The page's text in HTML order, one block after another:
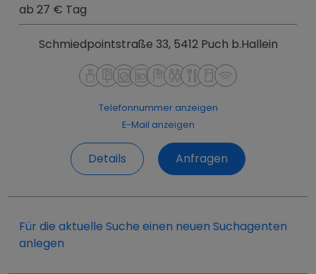
111,92 km
750 €Monat
Woche auf Anfrage
Telefonnummer anzeigen